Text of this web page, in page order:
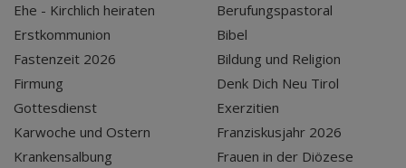
Ehe - Kirchlich heiraten
Erstkommunion
Fastenzeit 2026
Firmung
Gottesdienst
Karwoche und Ostern
Krankensalbung
Berufungspastoral
Bibel
Bildung und Religion
Denk Dich Neu Tirol
Exerzitien
Franziskusjahr 2026
Frauen in der Diözese